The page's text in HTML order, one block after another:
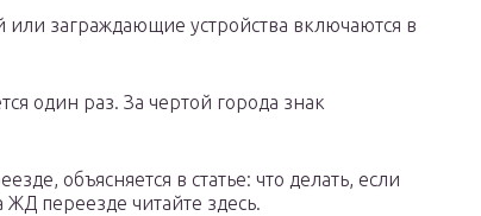
заграждающие устройства включаются в
один раз. За чертой города знак
объясняется в статье: что делать, если
переезде читайте здесь.